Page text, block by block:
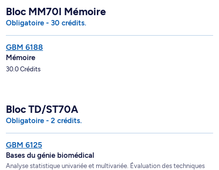
Bloc MM70I Mémoire
Obligatoire - 30 crédits.
GBM 6188
Mémoire
30.0 Crédits
Bloc TD/ST70A
Obligatoire - 2 crédits.
GBM 6125
Bases du génie biomédical
Analyse statistique univariée et multivariée. Évaluation des techniques